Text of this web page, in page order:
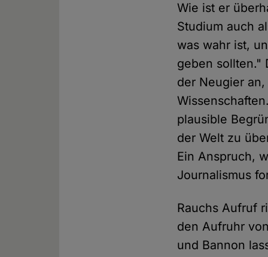
Wie ist er
Studium auch
was wahr ist,
geben sollten."
der Neugier
plausible
der Welt zu
Ein Anspruch,
Journalismus
Rauchs Aufruf
den Aufruhr
und Bannon